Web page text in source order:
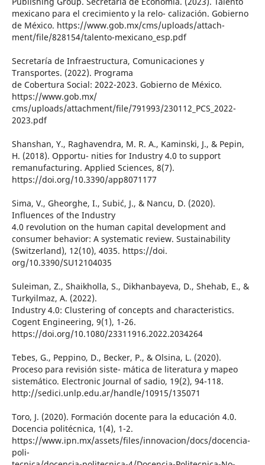
mexicano para el crecimiento y la relo- calización. Gobierno
de México. https://www.gob.mx/cms/uploads/attach-
ment/file/828154/talento-mexicano_esp.pdf
Secretaría de Infraestructura, Comunicaciones y
Transportes. (2022). Programa
de Cobertura Social: 2022-2023. Gobierno de México.
https://www.gob.mx/
cms/uploads/attachment/file/791993/230112_PCS_2022-
2023.pdf
Shanshan, Y., Raghavendra, M. R. A., Kaminski, J., & Pepin,
H. (2018). Opportu- nities for Industry 4.0 to support
remanufacturing. Applied Sciences, 8(7).
https://doi.org/10.3390/app8071177
Sima, V., Gheorghe, I., Subić, J., & Nancu, D. (2020).
Influences of the Industry
4.0 revolution on the human capital development and
consumer behavior: A systematic review. Sustainability
(Switzerland), 12(10), 4035. https://doi.
org/10.3390/SU12104035
Suleiman, Z., Shaikholla, S., Dikhanbayeva, D., Shehab, E., &
Turkyilmaz, A. (2022).
Industry 4.0: Clustering of concepts and characteristics.
Cogent Engineering, 9(1), 1-26.
https://doi.org/10.1080/23311916.2022.2034264
Tebes, G., Peppino, D., Becker, P., & Olsina, L. (2020).
Proceso para revisión siste- mática de literatura y mapeo
sistemático. Electronic Journal of sadio, 19(2), 94-118.
http://sedici.unlp.edu.ar/handle/10915/135071
Toro, J. (2020). Formación docente para la educación 4.0.
Docencia politécnica, 1(4), 1-2.
https://www.ipn.mx/assets/files/innovacion/docs/docencia-
poli-